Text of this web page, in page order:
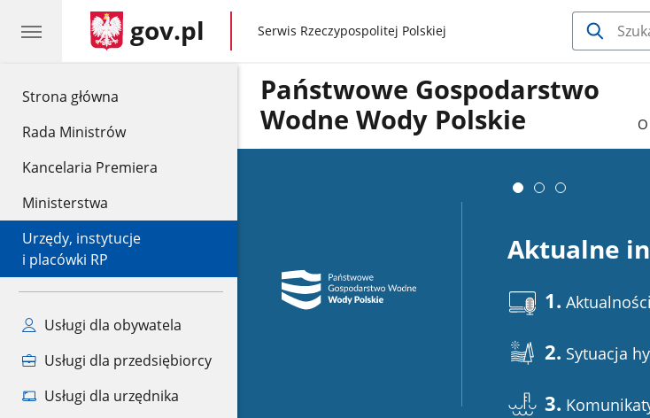
Strona główna
Rada Ministrów
Kancelaria Premiera
Ministerstwa
Urzędy, instytucje
i placówki RP
Usługi dla obywatela
Usługi dla przedsiębiorcy
Usługi dla urzędnika
gov.pl gov.pl
Serwis Rzeczypospolitej Polskiej
Państwowe Gospodarstwo
Wodne Wody Polskie
Aktualne
1. Aktualności
2. Sytuacja
3.